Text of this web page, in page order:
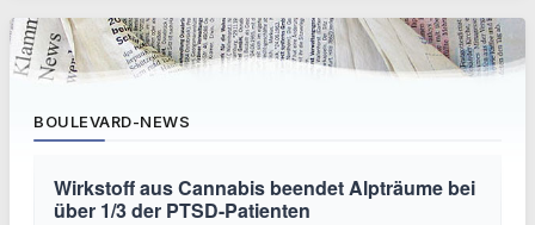
BOULEVARD-NEWS
Wirkstoff aus Cannabis beendet Alpträume bei
über 1/3 der PTSD-Patienten